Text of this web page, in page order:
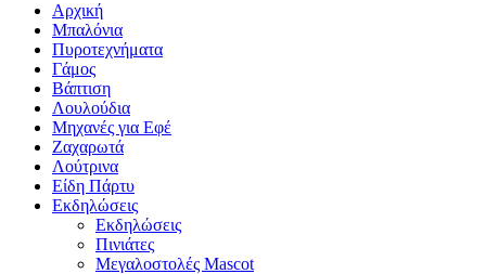
Αρχική
Μπαλόνια
Πυροτεχνήματα
Γάμος
Βάπτιση
Λουλούδια
Μηχανές για Εφέ
Ζαχαρωτά
Λούτρινα
Είδη Πάρτυ
Εκδηλώσεις
Εκδηλώσεις
Πινιάτες
Μεγαλοστολές Mascot